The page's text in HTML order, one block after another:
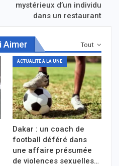
mystérieux d’un individu
dans un restaurant
Tout
Aimer
ACTUALITÉ À LA UNE
Dakar : un coach de
football déféré dans
une affaire présumée
de violences sexuelles…